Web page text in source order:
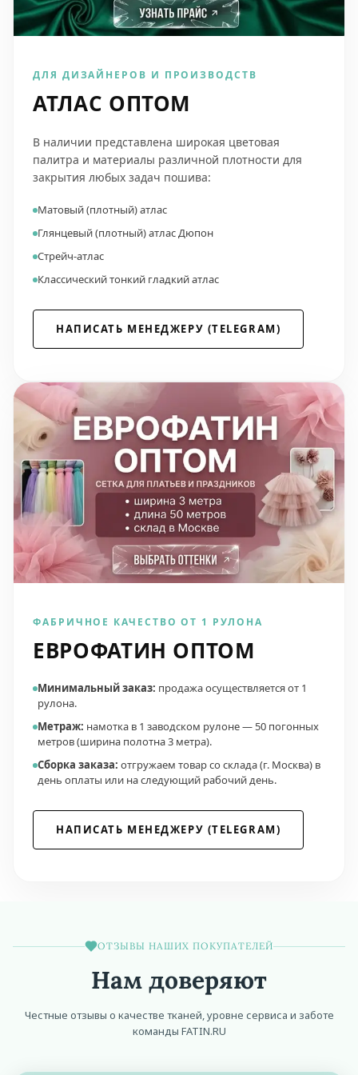
ДЛЯ ДИЗАЙНЕРОВ И ПРОИЗВОДСТВ
АТЛАС ОПТОМ
В наличии представлена широкая цветовая
палитра и материалы различной плотности для
закрытия любых задач пошива:
Матовый (плотный) атлас
Глянцевый (плотный) атлас Дюпон
Стрейч-атлас
Классический тонкий гладкий атлас
НАПИСАТЬ МЕНЕДЖЕРУ (TELEGRAM)
ФАБРИЧНОЕ КАЧЕСТВО ОТ 1 РУЛОНА
ЕВРОФАТИН ОПТОМ
Минимальный заказ: продажа осуществляется от 1
рулона.
Метраж: намотка в 1 заводском рулоне — 50 погонных
метров (ширина полотна 3 метра).
Сборка заказа: отгружаем товар со склада (г. Москва) в
день оплаты или на следующий рабочий день.
НАПИСАТЬ МЕНЕДЖЕРУ (TELEGRAM)
ОТЗЫВЫ НАШИХ ПОКУПАТЕЛЕЙ
Нам доверяют
Честные отзывы о качестве тканей, уровне сервиса и заботе
команды FATIN.RU